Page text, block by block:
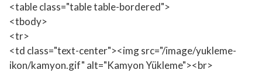
<table class="table table-bordered">
<tbody>
<tr>
<td class="text-center"><img src="/image/yukleme-
ikon/kamyon.gif" alt="Kamyon Yükleme"><br>